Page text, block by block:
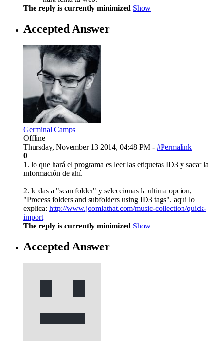
The reply is currently minimized Show
Accepted Answer
Germinal Camps
Offline
Thursday, November 13 2014, 04:48 PM - #Permalink
0
1. lo que hará el programa es leer las etiquetas ID3 y sacar la
información de ahí.
2. le das a "scan folder" y seleccionas la ultima opcion,
"Process folders and subfolders using ID3 tags". aqui lo
explica: http://www.joomlathat.com/music-collection/quick-
import
The reply is currently minimized Show
Accepted Answer